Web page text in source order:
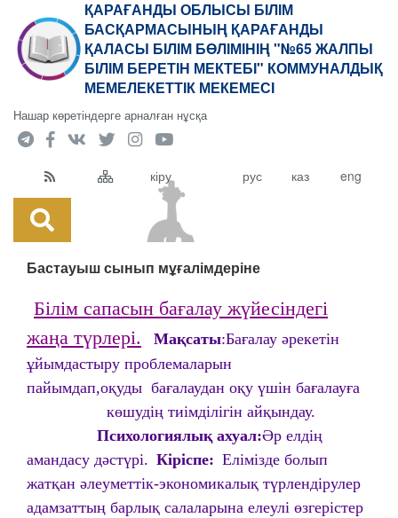
ҚАРАҒАНДЫ ОБЛЫСЫ БІЛІМ
БАСҚАРМАСЫНЫҢ ҚАРАҒАНДЫ
ҚАЛАСЫ БІЛІМ БӨЛІМІНІҢ "№65 ЖАЛПЫ
БІЛІМ БЕРЕТІН МЕКТЕБІ" КОММУНАЛДЫҚ
МЕМЕЛЕКЕТТІК МЕКЕМЕСІ
Нашар көретіндерге арналған нұсқа
кіру рус каз eng
Бастауыш сынып мұғалімдеріне
Білім сапасын бағалау жүйесіндегі
жаңа түрлері.
Мақсаты:Бағалау әрекетін
ұйымдастыру проблемаларын
пайымдап,оқуды бағалаудан оқу үшін бағалауға
көшудің тиімділігін айқындау.
Психологиялық ахуал:Әр елдің
амандасу дәстүрі. Кіріспе: Елімізде болып
жатқан әлеуметтік-экономикалық түрлендірулер
адамзаттың барлық салаларына елеулі өзгерістер